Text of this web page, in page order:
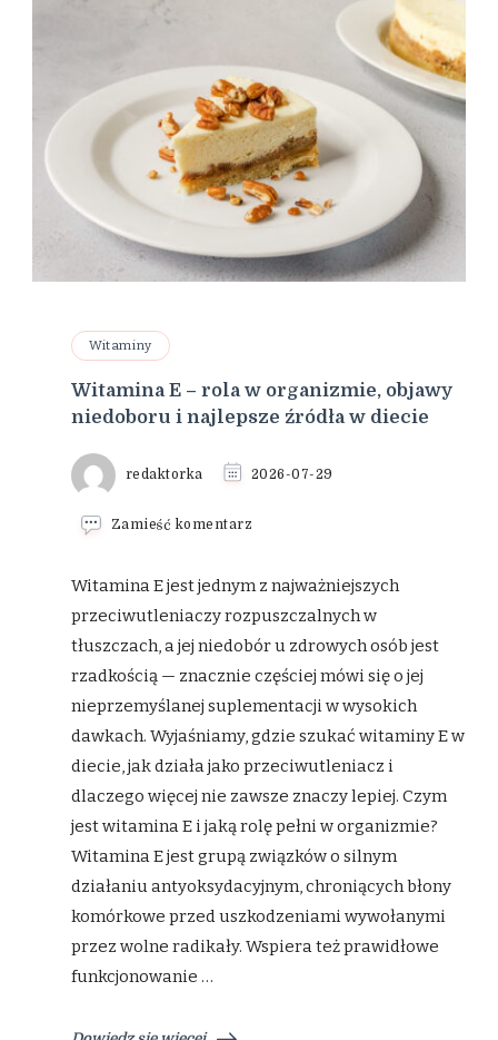
Witaminy
Witamina E – rola w organizmie, objawy
niedoboru i najlepsze źródła w diecie
redaktorka 2026-07-29
Zamieść komentarz
E
rola
w
organizmie,
objawy
i
najlepsze
w
Witamina E jest jednym z najważniejszych
przeciwutleniaczy rozpuszczalnych w
tłuszczach, a jej niedobór u zdrowych osób jest
rzadkością — znacznie częściej mówi się o jej
nieprzemyślanej suplementacji w wysokich
dawkach. Wyjaśniamy, gdzie szukać witaminy E w
diecie, jak działa jako przeciwutleniacz i
dlaczego więcej nie zawsze znaczy lepiej. Czym
jest witamina E i jaką rolę pełni w organizmie?
Witamina E jest grupą związków o silnym
działaniu antyoksydacyjnym, chroniących błony
komórkowe przed uszkodzeniami wywołanymi
przez wolne radikały. Wspiera też prawidłowe
funkcjonowanie …